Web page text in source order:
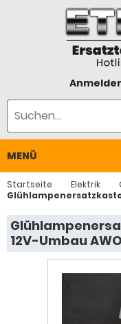
MENÜ
Startseite Elektrik
12V-Umbau